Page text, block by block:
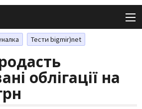
Тести bigmir)net
облігації на